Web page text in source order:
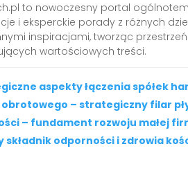
to nowoczesny portal
i eksperckie porady z różnych
inspiracjami, tworząc
wartościowych treści.
aspekty łączenia spółek
– strategiczny filar
– fundament rozwoju małej
składnik odporności i zdrowia